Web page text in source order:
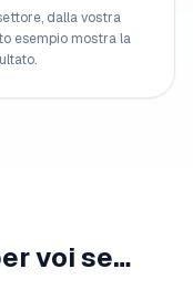
dalla vostra
esempio mostra la
voi se…